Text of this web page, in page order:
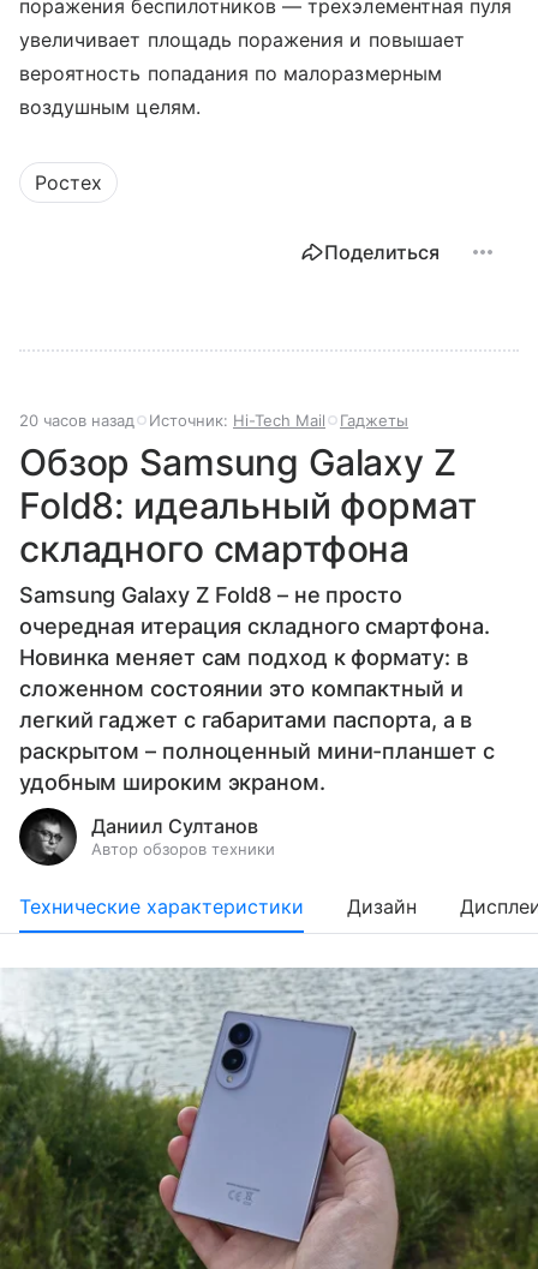
поражения беспилотников — трехэлементная пуля
увеличивает площадь поражения и повышает
вероятность попадания по малоразмерным
воздушным целям.
Ростех
Поделиться
20 часов назад Источник: Hi-Tech Mail Гаджеты
Обзор Samsung Galaxy Z
Fold8: идеальный формат
складного смартфона
Samsung Galaxy Z Fold8 – не просто
очередная итерация складного смартфона.
Новинка меняет сам подход к формату: в
сложенном состоянии это компактный и
легкий гаджет с габаритами паспорта, а в
раскрытом – полноценный мини-планшет с
удобным широким экраном.
Даниил Султанов
Автор обзоров техники
Технические характеристики Дизайн